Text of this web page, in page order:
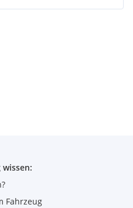
wissen:
Fahrzeug